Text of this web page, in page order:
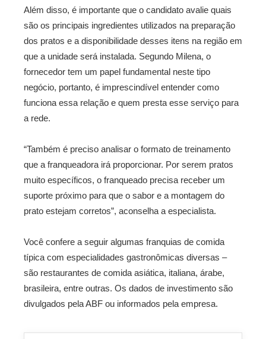
Além disso, é importante que o candidato avalie quais
são os principais ingredientes utilizados na preparação
dos pratos e a disponibilidade desses itens na região em
que a unidade será instalada. Segundo Milena, o
fornecedor tem um papel fundamental neste tipo
negócio, portanto, é imprescindível entender como
funciona essa relação e quem presta esse serviço para
a rede.
“Também é preciso analisar o formato de treinamento
que a franqueadora irá proporcionar. Por serem pratos
muito específicos, o franqueado precisa receber um
suporte próximo para que o sabor e a montagem do
prato estejam corretos”, aconselha a especialista.
Você confere a seguir algumas franquias de comida
típica com especialidades gastronômicas diversas –
são restaurantes de comida asiática, italiana, árabe,
brasileira, entre outras. Os dados de investimento são
divulgados pela ABF ou informados pela empresa.